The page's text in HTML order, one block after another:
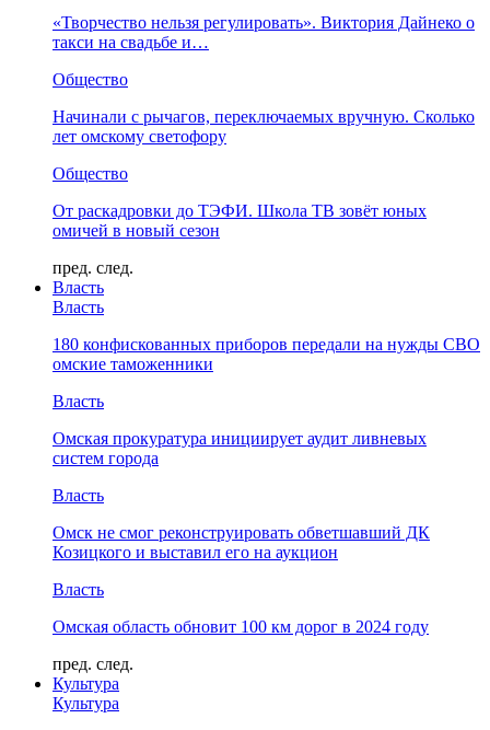
«Творчество нельзя регулировать». Виктория Дайнеко о
такси на свадьбе и…
Общество
Начинали с рычагов, переключаемых вручную. Сколько
лет омскому светофору
Общество
От раскадровки до ТЭФИ. Школа ТВ зовёт юных
омичей в новый сезон
пред. след.
Власть
Власть
180 конфискованных приборов передали на нужды СВО
омские таможенники
Власть
Омская прокуратура инициирует аудит ливневых
систем города
Власть
Омск не смог реконструировать обветшавший ДК
Козицкого и выставил его на аукцион
Власть
Омская область обновит 100 км дорог в 2024 году
пред. след.
Культура
Культура